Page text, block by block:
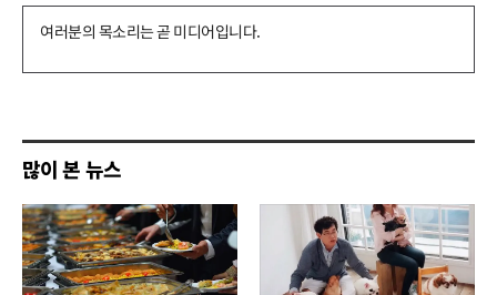
댓
기
많이 본 뉴스